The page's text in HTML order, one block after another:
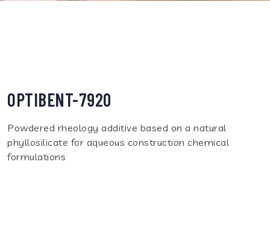
OPTIBENT-7920
Powdered rheology additive based on a natural
phyllosilicate for aqueous construction chemical
formulations